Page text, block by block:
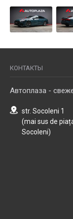
КОНТАКТЫ
Автоплаза -
str. Socoleni 1
(mai sus de
Socoleni)